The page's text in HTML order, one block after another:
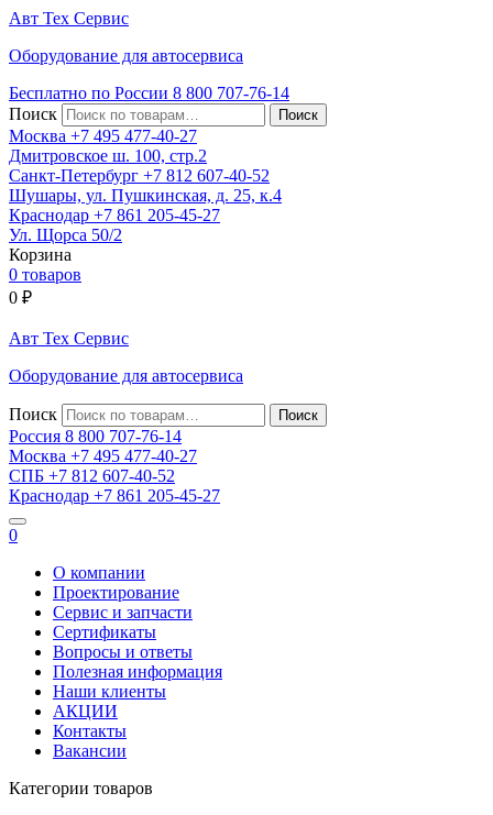
Авт Тех Сервис
Оборудование для автосервиса
Бесплатно по России 8 800 707-76-14
Поиск
Москва +7 495 477-40-27
Дмитровское ш. 100, стр.2
Санкт-Петербург +7 812 607-40-52
Шушары, ул. Пушкинская, д. 25, к.4
Краснодар +7 861 205-45-27
Ул. Щорса 50/2
Корзина
0 товаров
0 ₽
Авт Тех Сервис
Оборудование для автосервиса
Поиск
Россия 8 800 707-76-14
Москва +7 495 477-40-27
СПБ +7 812 607-40-52
Краснодар +7 861 205-45-27
0
О компании
Проектирование
Сервис и запчасти
Сертификаты
Вопросы и ответы
Полезная информация
Наши клиенты
АКЦИИ
Контакты
Вакансии
Категории товаров